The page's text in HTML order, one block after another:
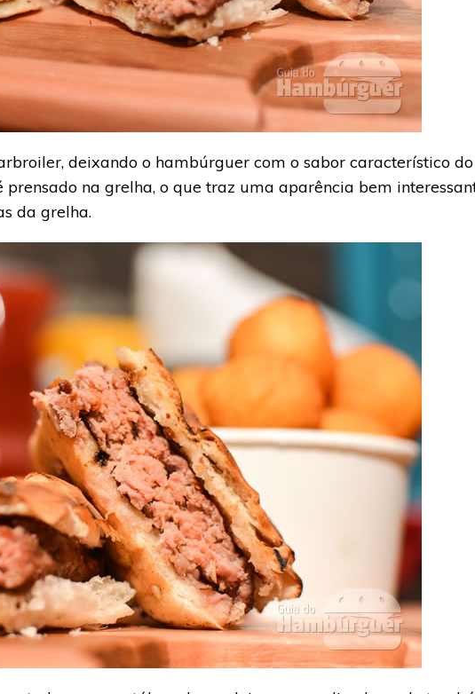
deixando o hambúrguer com o sabor característico do
na grelha, o que traz uma aparência bem
da grelha.